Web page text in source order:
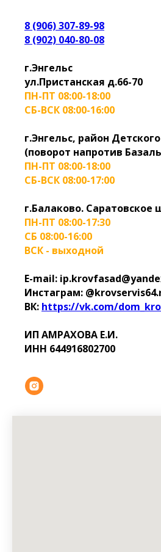
8 (906) 307-89-98
8 (902) 040-80-08
г.Энгельс
ул.Пристанская д.66-70
ПН-ПТ 08:00-18:00
СБ-ВСК 08:00-16:00
г.Энгельс, район
(поворот напротив
ПН-ПТ 08:00-18:00
СБ-ВСК 08:00-17:00
г.Балаково. Саратовское
ПН-ПТ 08:00-17:30
СБ 08:00-16:00
ВСК - выходной
E-mail:
Инстаграм:
ВК: https://vk.com/
ИП АМРАХОВА Е.И.
ИНН 644916802700